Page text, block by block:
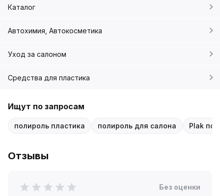
Каталог
Автохимия, Автокосметика
Уход за салоном
Средства для пластика
Ищут по запросам
полироль пластика полироль для салона Plak
Отзывы
Без оценки